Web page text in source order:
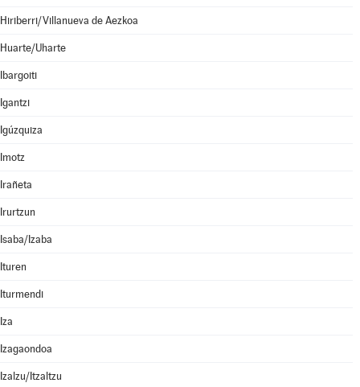
Hiriberri/Villanueva de Aezkoa
Huarte/Uharte
Ibargoiti
Igantzi
Igúzquiza
Imotz
Irañeta
Irurtzun
Isaba/Izaba
Ituren
Iturmendi
Iza
Izagaondoa
Izalzu/Itzaltzu